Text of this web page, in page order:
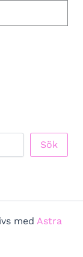
Sök
med Astra